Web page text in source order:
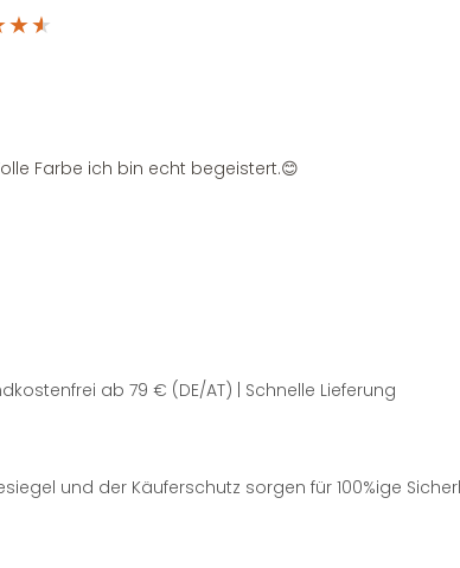
Farbe ich bin echt begeistert.😊
ab 79 € (DE/AT) | Schnelle Lieferung
und der Käuferschutz sorgen für 100%ige